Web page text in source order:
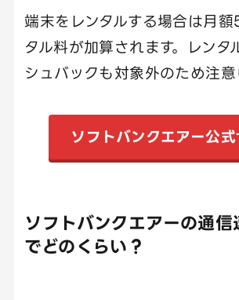
端末をレンタルする場合は月
タル料が加算されます。レンタ
シュバックも対象外のため注意
ソフトバンクエアー公式
ソフトバンクエアーの通信
でどのくらい？